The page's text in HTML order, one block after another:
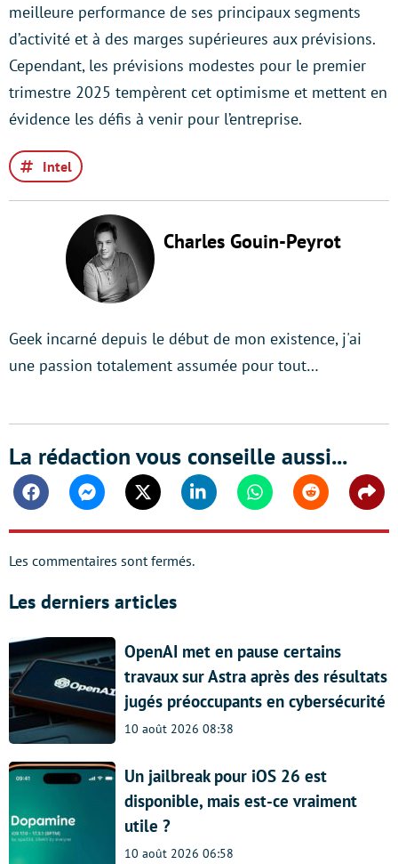
meilleure performance de ses principaux segments
d’activité et à des marges supérieures aux prévisions.
Cependant, les prévisions modestes pour le premier
trimestre 2025 tempèrent cet optimisme et mettent en
évidence les défis à venir pour l’entreprise.
Intel
Charles Gouin-Peyrot
Geek incarné depuis le début de mon existence, j'ai
une passion totalement assumée pour tout…
La rédaction vous conseille aussi...
FacebookMessengerTwitter Linkedin WhatsappReddit
Les commentaires sont fermés.
Les derniers articles
OpenAI met en pause certains
travaux sur Astra après des résultats
jugés préoccupants en cybersécurité
10 août 2026 08:38
Un jailbreak pour iOS 26 est
disponible, mais est-ce vraiment
utile ?
10 août 2026 06:58